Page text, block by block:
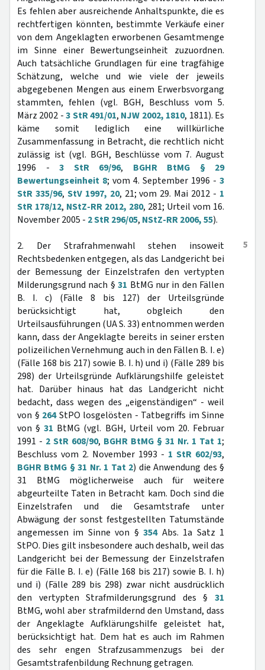
Es fehlen aber ausreichende Anhaltspunkte, die es
rechtfertigen könnten, bestimmte Verkäufe einer
von dem Angeklagten erworbenen Gesamtmenge
im Sinne einer Bewertungseinheit zuzuordnen.
Auch tatsächliche Grundlagen für eine tragfähige
Schätzung, welche und wie viele der jeweils
abgegebenen Mengen aus einem Erwerbsvorgang
stammten, fehlen (vgl. BGH, Beschluss vom 5.
März 2002 -3 StR 491/01, NJW 2002, 1810, 1811). Es
käme somit lediglich eine willkürliche
Zusammenfassung in Betracht, die rechtlich nicht
zulässig ist (vgl. BGH, Beschlüsse vom 7. August
1996 - 3 StR 69/96, BGHR BtMG § 29
Bewertungseinheit 8; vom 4. September 1996 - 3
StR 335/96, StV 1997, 20, 21; vom 29. Mai 2012 - 1
StR 178/12, NStZ-RR 2012, 280, 281; Urteil vom 16.
November 2005 - 2 StR 296/05, NStZ-RR 2006, 55).
5
2. Der Strafrahmenwahl stehen insoweit
Rechtsbedenken entgegen, als das Landgericht bei
der Bemessung der Einzelstrafen den vertypten
Milderungsgrund nach §31 BtMG nur in den Fällen
B. I. c) (Fälle 8 bis 127) der Urteilsgründe
berücksichtigt hat, obgleich den
Urteilsausführungen (UA S. 33) entnommen werden
kann, dass der Angeklagte bereits in seiner ersten
polizeilichen Vernehmung auch in den Fällen B. I. e)
(Fälle 168 bis 217) sowie B. I. h) und i) (Fälle 289 bis
298) der Urteilsgründe Aufklärungshilfe geleistet
hat. Darüber hinaus hat das Landgericht nicht
bedacht, dass wegen des „eigenständigen“ - weil
von § 264StPO losgelösten - Tatbegriffs im Sinne
von §31 BtMG (vgl. BGH, Urteil vom 20. Februar
1991 - 2 StR 608/90, BGHR BtMG § 31 Nr. 1 Tat 1;
Beschluss vom 2. November 1993 - 1 StR 602/93,
BGHR BtMG § 31 Nr. 1 Tat 2) die Anwendung des §
31 BtMG möglicherweise auch für weitere
abgeurteilte Taten in Betracht kam. Doch sind die
Einzelstrafen und die Gesamtstrafe unter
Abwägung der sonst festgestellten Tatumstände
angemessen im Sinne von §354Abs. 1a Satz 1
StPO. Dies gilt insbesondere auch deshalb, weil das
Landgericht bei der Bemessung der Einzelstrafen
für die Fälle B. I. e) (Fälle 168 bis 217) sowie B. I. h)
und i) (Fälle 289 bis 298) zwar nicht ausdrücklich
den vertypten Strafmilderungsgrund des § 31
BtMG, wohl aber strafmildernd den Umstand, dass
der Angeklagte Aufklärungshilfe geleistet hat,
berücksichtigt hat. Dem hat es auch im Rahmen
des sehr engen Strafzusammenzugs bei der
Gesamtstrafenbildung Rechnung getragen.